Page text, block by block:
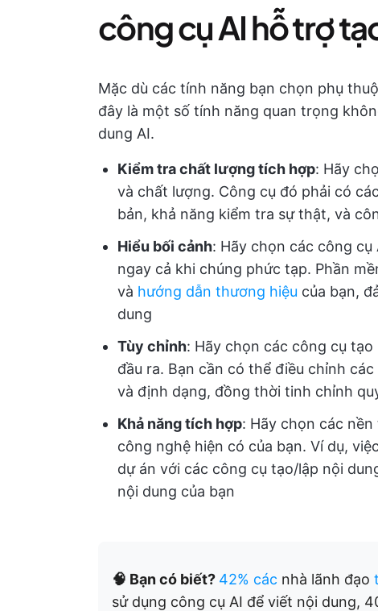
công cụ AI hỗ trợ
Mặc dù các tính năng bạn chọn phụ
đây là một số tính năng quan trọng
dung AI.
Kiểm tra chất lượng tích hợp: Hãy
và chất lượng. Công cụ đó phải có
bản, khả năng kiểm tra sự thật, và
Hiểu bối cảnh: Hãy chọn các công cụ
ngay cả khi chúng phức tạp. Phần
và hướng dẫn thương hiệu của bạn,
dung
Tùy chỉnh: Hãy chọn các công cụ
đầu ra. Bạn cần có thể điều chỉnh
và định dạng, đồng thời tinh chỉnh
Khả năng tích hợp: Hãy chọn các
công nghệ hiện có của bạn. Ví dụ,
dự án với các công cụ tạo/lập nội
nội dung của bạn
🧠 Bạn có biết? 42% các nhà lãnh đạo
sử dụng công cụ AI để viết nội dung,